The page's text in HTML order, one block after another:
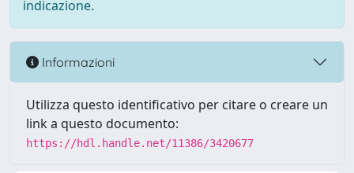
indicazione.
Informazioni
Utilizza questo identificativo per citare o creare un
link a questo documento:
https://hdl.handle.net/11386/3420677